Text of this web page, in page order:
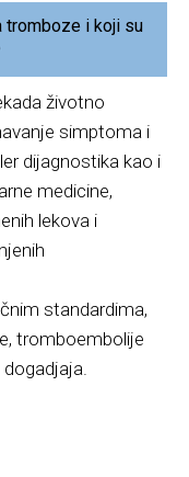
tromboze i koji su
životno
simptoma i
dijagnostika kao i
medicine,
lekova i
standardima,
tromboembolije
dogadjaja.